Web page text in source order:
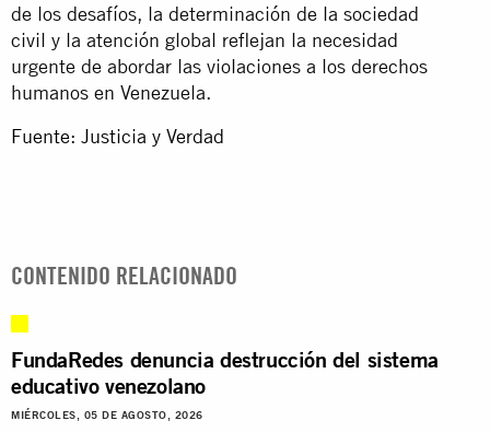
de los desafíos, la determinación de la sociedad
civil y la atención global reflejan la necesidad
urgente de abordar las violaciones a los derechos
humanos en Venezuela.
Fuente: Justicia y Verdad
CONTENIDO RELACIONADO
FundaRedes denuncia destrucción del sistema
educativo venezolano
MIÉRCOLES, 05 DE AGOSTO, 2026